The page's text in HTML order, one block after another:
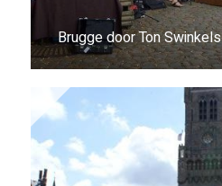
Brugge door Ton Swinkels